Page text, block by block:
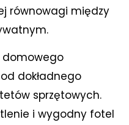
równowagi między
domowego
dokładnego
sprzętowych.
i wygodny fotel